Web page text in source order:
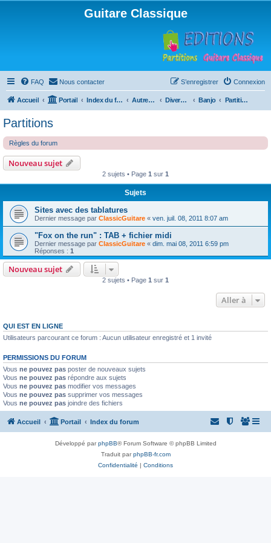
Guitare Classique
FAQ Nous contacter Connexion
S’enregistrer
Accueil Portail Index du forum Autres instruments à cordes pincées, ou styles Divers instruments Banjo Partitions
Partitions
Règles du forum
Nouveau sujet
2 sujets • Page 1 sur 1
Sujets
Sites avec des tablatures
Dernier message par ClassicGuitare « ven. juil. 08, 2011 8:07 am
"Fox on the run" : TAB + fichier midi
Dernier message par ClassicGuitare « dim. mai 08, 2011 6:59 pm
Réponses : 1
Nouveau sujet
2 sujets • Page 1 sur 1
Aller à
QUI EST EN LIGNE
Utilisateurs parcourant ce forum : Aucun utilisateur enregistré et 1 invité
PERMISSIONS DU FORUM
Vous ne pouvez pas poster de nouveaux sujets
Vous ne pouvez pas répondre aux sujets
Vous ne pouvez pas modifier vos messages
Vous ne pouvez pas supprimer vos messages
Vous ne pouvez pas joindre des fichiers
Accueil Portail Index du forum
Développé parphpBB® Forum Software © phpBB Limited
Traduit parphpBB-fr.com
Confidentialité | Conditions